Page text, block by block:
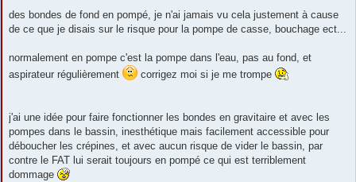
s
a
des bondes de fond en pompé, je n'ai jamais vu cela justement à cause
de ce que je disais sur le risque pour la pompe de casse, bouchage ect...
normalement en pompe c'est la pompe dans l'eau, pas au fond, et
aspirateur régulièrement
corrigez moi si je me trompe
j'ai une idée pour faire fonctionner les bondes en gravitaire et avec les
pompes dans le bassin, inesthétique mais facilement accessible pour
déboucher les crépines, et avec aucun risque de vider le bassin, par
contre le FAT lui serait toujours en pompé ce qui est terriblement
dommage